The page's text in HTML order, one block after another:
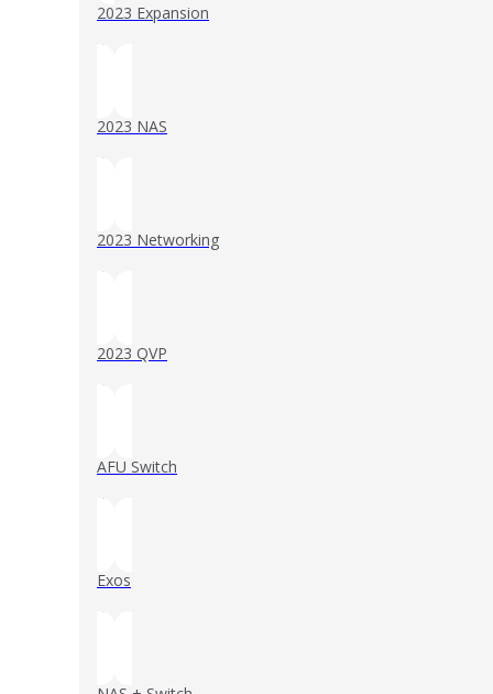
2023 Expansion
()
2023 NAS
()
2023 Networking
()
2023 QVP
()
AFU Switch
()
Exos
()